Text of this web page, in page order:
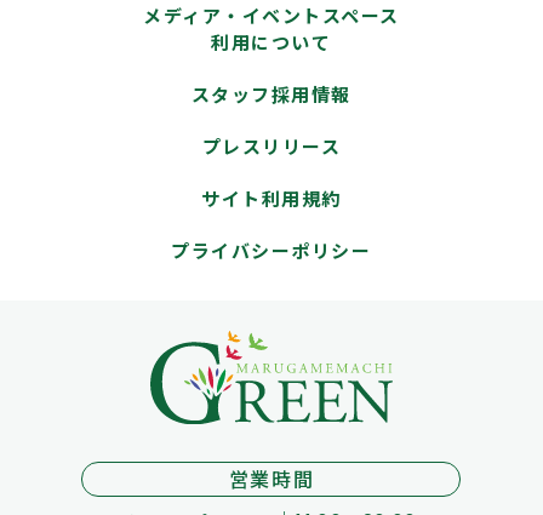
メディア・イベントスペース
利用について
スタッフ採用情報
プレスリリース
サイト利用規約
プライバシーポリシー
営業時間